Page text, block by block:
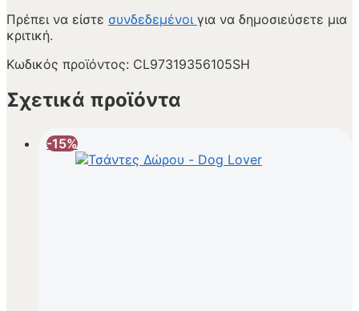
Πρέπει να είστε συνδεδεμένοι για να δημοσιεύσετε μια
κριτική.
Κωδικός προϊόντος: CL97319356105SH
Σχετικά προϊόντα
-15%